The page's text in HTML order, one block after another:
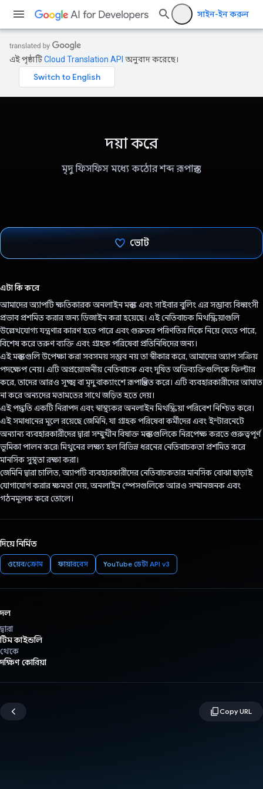
সাইন-ইন করুন
এই পৃষ্ঠাটিCloud Translation API অনুবাদ করেছে।
দয়া করে
মৃদু ফিসফিস মধ্যে কঠোর শব্দ রূপান্তর.
ভোট
এটা কি করে
আমাদের অ্যাপটি ক্ষতিকারক অনলাইন মন্তব্য এবং সাইবার বুলিং এর সম্ভাব্য বিধ্বংসী
প্রভাব প্রশমিত করার জন্য ডিজাইন করা হয়েছে। এই নেতিবাচক মিথস্ক্রিয়াগুলি
উল্লেখযোগ্য যন্ত্রণার কারণ হতে পারে এবং গুরুতর পরিণতির দিকে নিয়ে যেতে পারে,
বিশেষ করে তরুণ ব্যক্তি এবং গ্রাহক পরিষেবা প্রতিনিধিদের জন্য।
এই মন্তব্যগুলি উপেক্ষা করা সবসময় সম্ভব নয় তা স্বীকার করে, আমাদের অ্যাপ সক্রিয়
পদক্ষেপ নেয়। এটি অপ্রয়োজনীয় নেতিবাচক এবং দূষিত অভিব্যক্তিগুলিকে ফিল্টার
করে, তাদের আরও সূক্ষ্ম বা মৃদু বাক্যাংশে রূপান্তরিত করে। এটি ব্যবহারকারীদের আঘাত
না করে অন্যদের মতামতের সাথে জড়িত হতে দেয়।
এই পদ্ধতি একটি নিরাপদ এবং স্বাস্থ্যকর অনলাইন মিথস্ক্রিয়া পরিবেশ নিশ্চিত করে।
এই সমাধানের মূলে রয়েছে জেমিনি, যা গ্রাহক পরিষেবা কর্মীদের এবং ইন্টারনেটে
অন্যান্য ব্যবহারকারীদের দ্বারা সম্মুখীন বিষাক্ত মন্তব্যগুলিকে নিরপেক্ষ করতে গুরুত্বপূর্ণ
ভূমিকা পালন করে৷ মিথুনের লক্ষ্য হল বিভিন্ন ধরনের নেতিবাচকতা প্রশমিত করে
মানসিক সুস্থতা রক্ষা করা।
জেমিনি দ্বারা চালিত, অ্যাপটি ব্যবহারকারীদের নেতিবাচকতার মানসিক বোঝা ছাড়াই
যোগাযোগ করার ক্ষমতা দেয়, অনলাইন স্পেসগুলিকে আরও সম্মানজনক এবং
গঠনমূলক করে তোলে।
দিয়ে নির্মিত
ওয়েব/ক্রোম ফায়ারবেস YouTube ডেটা API v3
দল
দ্বারা
টিম কাইন্ডলি
থেকে
দক্ষিণ কোরিয়া